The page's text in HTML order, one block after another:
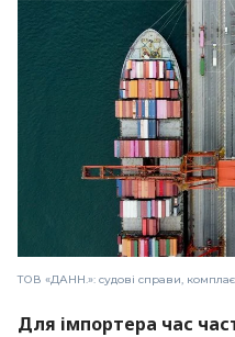
ТОВ «ДАНН.»: судові справи,
Для імпортера час